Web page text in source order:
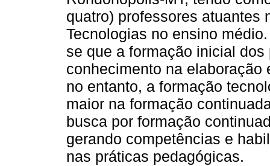
quatro) professores atuantes
Tecnologias no ensino
se que a formação inicial
conhecimento na
no entanto, a formação
maior na formação
busca por formação
gerando competências e
nas práticas pedagógicas.